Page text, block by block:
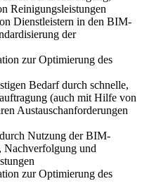
Reinigungsleistungen
Dienstleistern in den BIM-
der
zur Optimierung des
Bedarf durch schnelle,
(auch mit Hilfe von
Austauschanforderungen
Nutzung der BIM-
und
zur Optimierung des